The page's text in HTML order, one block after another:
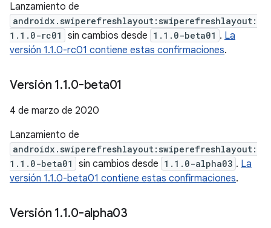
Lanzamiento de
androidx.swiperefreshlayout:swiperefreshlayout:
1.1.0-rc01
sin cambios desde 1.1.0-beta01 . La
versión 1.1.0-rc01 contiene estas confirmaciones.
Versión 1.1.0-beta01
4 de marzo de 2020
Lanzamiento de
androidx.swiperefreshlayout:swiperefreshlayout:
1.1.0-beta01
sin cambios desde 1.1.0-alpha03 . La
versión 1.1.0-beta01 contiene estas confirmaciones.
Versión 1.1.0-alpha03